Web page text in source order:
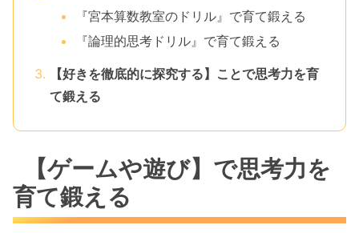
『宮本算数教室のドリル』で育て鍛える
『論理的思考ドリル』で育て鍛える
【好きを徹底的に探究する】ことで思考力を育
て鍛える
【ゲームや遊び】で思考力を
育て鍛える